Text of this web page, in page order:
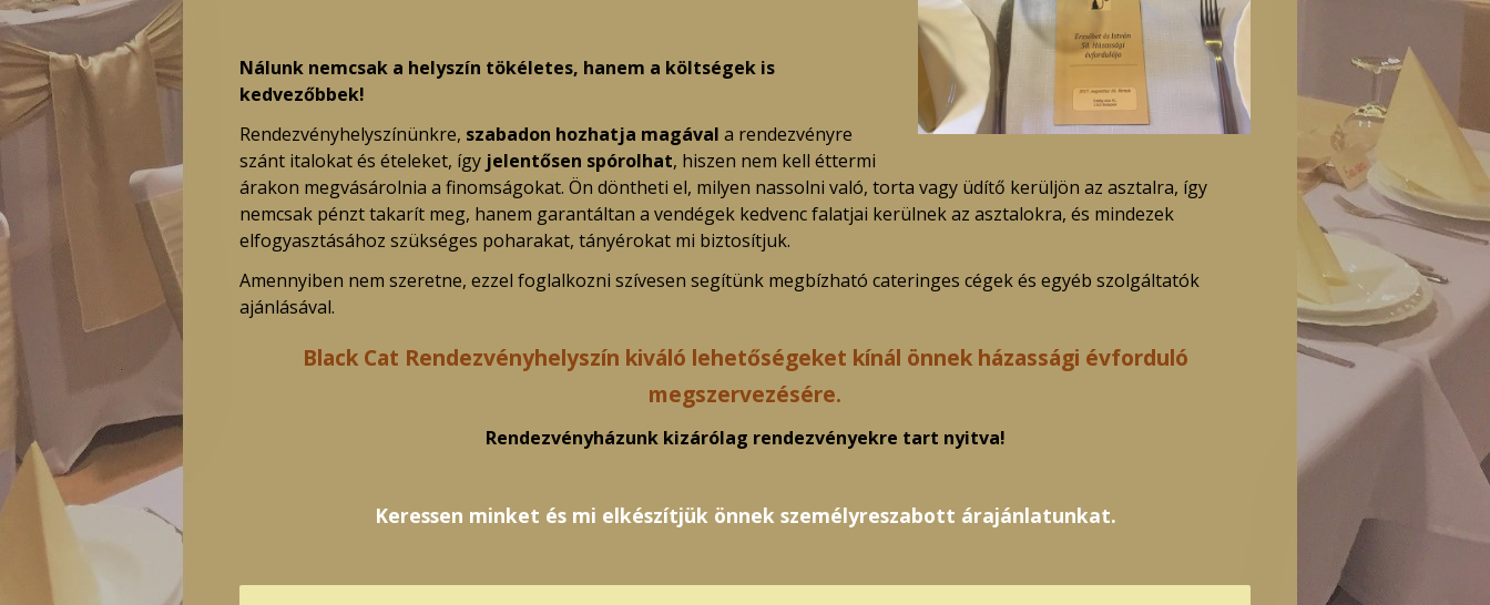
Nálunk nemcsak a helyszín tökéletes, hanem a költségek is
kedvezőbbek!
Rendezvényhelyszínünkre, szabadon hozhatja magával a rendezvényre
szánt italokat és ételeket, így jelentősen spórolhat, hiszen nem kell éttermi
árakon megvásárolnia a finomságokat. Ön döntheti el, milyen nassolni való, torta vagy üdítő kerüljön az asztalra, így
nemcsak pénzt takarít meg, hanem garantáltan a vendégek kedvenc falatjai kerülnek az asztalokra, és mindezek
elfogyasztásához szükséges poharakat, tányérokat mi biztosítjuk.
Amennyiben nem szeretne, ezzel foglalkozni szívesen segítünk megbízható cateringes cégek és egyéb szolgáltatók
ajánlásával.
Black Cat Rendezvényhelyszín kiváló lehetőségeket kínál önnek házassági évforduló
megszervezésére.
Rendezvényházunk kizárólag rendezvényekre tart nyitva!
Keressen minket és mi elkészítjük önnek személyreszabott árajánlatunkat.